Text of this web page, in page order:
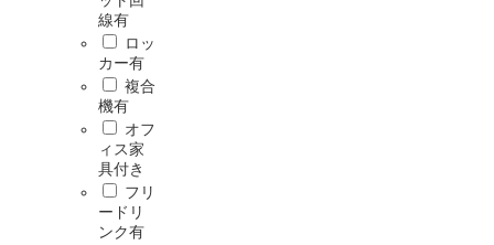
線有
ロッ
カー有
複合
機有
オフ
ィス家
具付き
フリ
ードリ
ンク有